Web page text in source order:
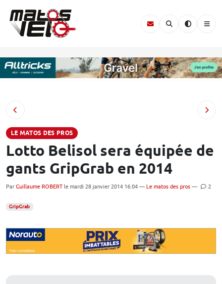
LE MATOS DES PROS
Lotto Belisol sera équipée de
gants GripGrab en 2014
Par Guillaume ROBERT le mardi 28 janvier 2014 16:04 — Le matos des pros — 2
GripGrab